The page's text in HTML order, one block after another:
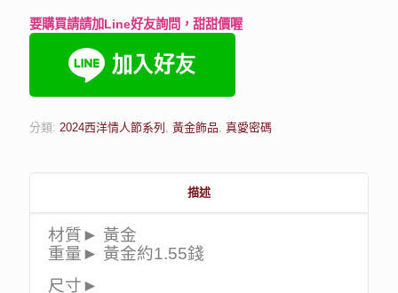
要購買請請加Line好友詢問，甜甜價喔
分類: 2024西洋情人節系列 , 黃金飾品, 真愛密碼
描述
材質► 黃金
重量► 黃金約1.55錢
尺寸►